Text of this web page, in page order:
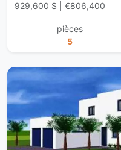
929,600 $ | €806,400
pièces
5